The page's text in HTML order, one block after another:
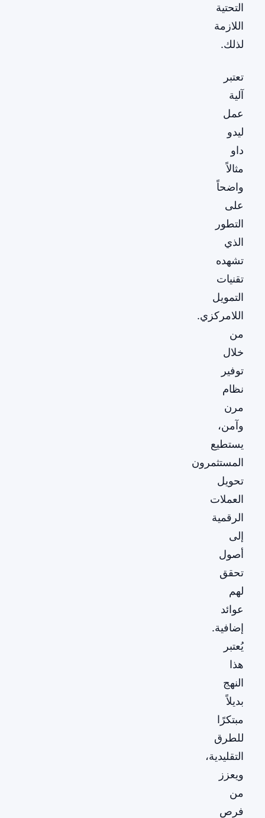
التحتية
اللازمة
لذلك.
تعتبر
آلية
عمل
ليدو
داو
مثالاً
واضحاً
على
التطور
الذي
تشهده
تقنيات
التمويل
اللامركزي.
من
خلال
توفير
نظام
مرن
وآمن،
يستطيع
المستثمرون
تحويل
العملات
الرقمية
إلى
أصول
تحقق
لهم
عوائد
إضافية.
يُعتبر
هذا
النهج
بديلاً
مبتكرًا
للطرق
التقليدية،
ويعزز
من
فرص